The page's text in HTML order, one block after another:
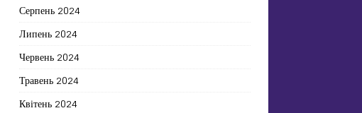
Серпень 2024
Липень 2024
Червень 2024
Травень 2024
Квітень 2024